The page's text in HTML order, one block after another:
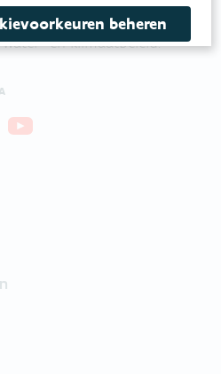
met partners in op
en klimaatbeleid.
beheren